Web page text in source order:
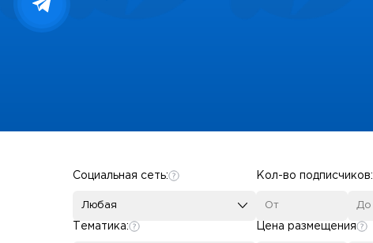
Тематика:
Социальная сеть:
Любая
Кол-во подписчиков:
Цена размещения